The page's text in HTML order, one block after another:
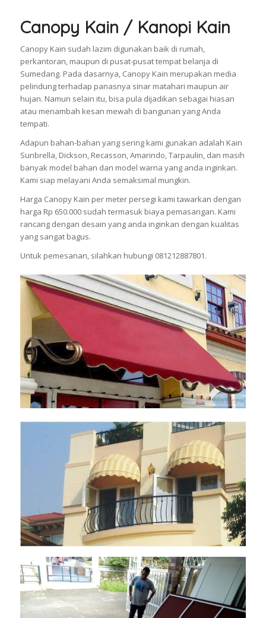
Canopy Kain / Kanopi Kain
Canopy Kain sudah lazim digunakan baik di rumah,
perkantoran, maupun di pusat-pusat tempat belanja di
Sumedang. Pada dasarnya, Canopy Kain merupakan media
pelindung terhadap panasnya sinar matahari maupun air
hujan. Namun selain itu, bisa pula dijadikan sebagai hiasan
atau menambah kesan mewah di bangunan yang Anda
tempati.
Adapun bahan-bahan yang sering kami gunakan adalah Kain
Sunbrella, Dickson, Recasson, Amarindo, Tarpaulin, dan masih
banyak model bahan dan model warna yang anda inginkan.
Kami siap melayani Anda semaksimal mungkin.
Harga Canopy Kain per meter persegi kami tawarkan dengan
harga Rp 650.000 sudah termasuk biaya pemasangan. Kami
rancang dengan desain yang anda inginkan dengan kualitas
yang sangat bagus.
Untuk pemesanan, silahkan hubungi 081212887801.